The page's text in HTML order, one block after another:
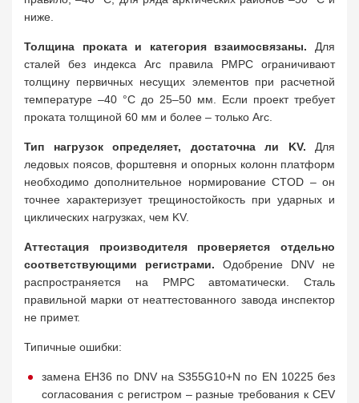
ниже.
Толщина проката и категория взаимосвязаны. Для
сталей без индекса Arc правила РМРС ограничивают
толщину первичных несущих элементов при расчетной
температуре –40 °C до 25–50 мм. Если проект требует
проката толщиной 60 мм и более – только Arc.
Тип нагрузок определяет, достаточна ли KV. Для
ледовых поясов, форштевня и опорных колонн платформ
необходимо дополнительное нормирование CTOD – он
точнее характеризует трещиностойкость при ударных и
циклических нагрузках, чем KV.
Аттестация производителя проверяется отдельно
соответствующими регистрами. Одобрение DNV не
распространяется на РМРС автоматически. Сталь
правильной марки от неаттестованного завода инспектор
не примет.
Типичные ошибки:
замена EH36 по DNV на S355G10+N по EN 10225 без
согласования с регистром – разные требования к CEV